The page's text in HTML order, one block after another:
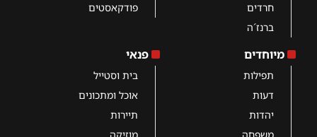
חרדים
ברנז´ה
פודקאסטים
מיוחדים
תפילות
דעות
יהדות
פנאי
בית וסטייל
אוכל ומתכונים
תיירות